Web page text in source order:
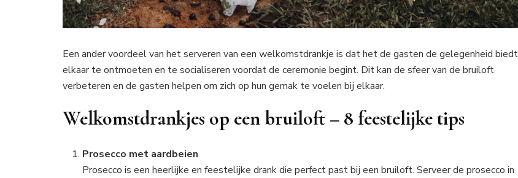
Een ander voordeel van het serveren van een welkomstdrankje is dat het de gasten de gelegenheid
elkaar te ontmoeten en te socialiseren voordat de ceremonie begint. Dit kan de sfeer van de bruiloft
verbeteren en de gasten helpen om zich op hun gemak te voelen bij elkaar.
Welkomstdrankjes op een bruiloft – 8 feestelijke tips
Prosecco met aardbeien
Prosecco is een heerlijke en feestelijke drank die perfect past bij een bruiloft. Serveer de prosecco in